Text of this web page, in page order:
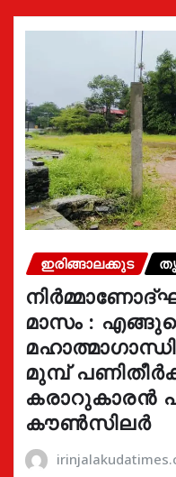
ഇരിങ്ങാലക്കുട
മാസം :
മുമ്പ്
കരാറുകാരൻ
കൗൺസിലർ